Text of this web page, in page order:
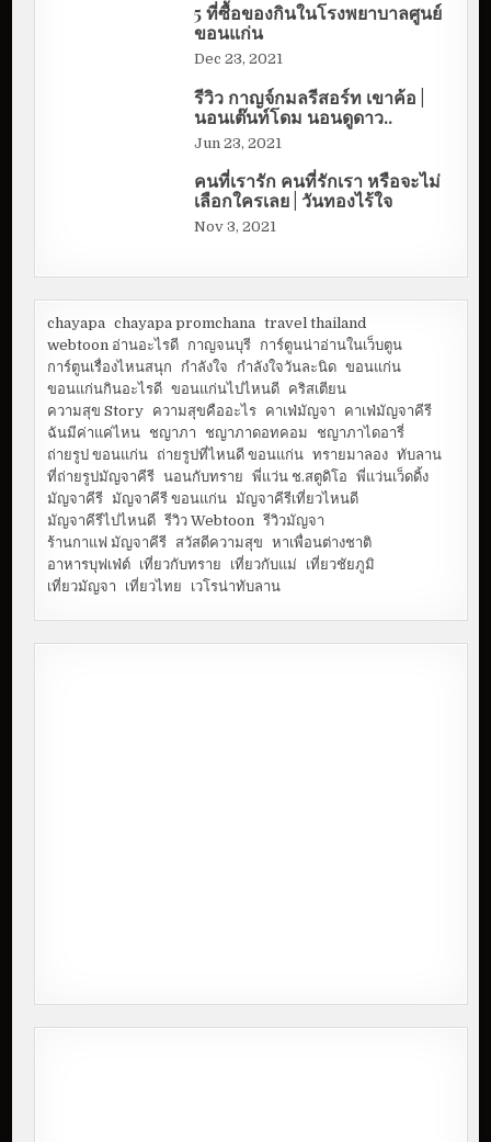
5 ที่ซื้อของกินในโรงพยาบาลศูนย์
ขอนแก่น
Dec 23, 2021
รีวิว กาญจ์กมลรีสอร์ท เขาค้อ |
นอนเต๊นท์โดม นอนดูดาว..
Jun 23, 2021
คนที่เรารัก คนที่รักเรา หรือจะไม่
เลือกใครเลย | วันทองไร้ใจ
Nov 3, 2021
chayapa chayapa promchana
travel thailand
webtoon อ่านอะไรดี กาญจนบุรี การ์ตูนน่าอ่านในเว็บตูน
การ์ตูนเรื่องไหนสนุก
กำลังใจ กำลังใจวันละนิด ขอนแก่น
ขอนแก่นกินอะไรดี ขอนแก่นไปไหนดี คริสเตียน
ความสุข Story ความสุขคืออะไร คาเฟ่มัญจา
คาเฟ่มัญจาคีรี
ฉันมีค่าแค่ไหน ชญาภา ชญาภาดอทคอม
ชญาภาไดอารี่
ถ่ายรูป ขอนแก่น ถ่ายรูปที่ไหนดี ขอนแก่น ทรายมาลอง ทับลาน
ที่ถ่ายรูปมัญจาคีรี นอนกับทราย พี่แว่น ช.สตูดิโอ
พี่แว่นเว็ดดิ้ง
มัญจาคีรี มัญจาคีรี ขอนแก่น มัญจาคีรีเที่ยวไหนดี
มัญจาคีรีไปไหนดี รีวิว Webtoon
รีวิวมัญจา
ร้านกาแฟ มัญจาคีรี สวัสดีความสุข
หาเพื่อนต่างชาติ
อาหารบุฟเฟ่ต์ เที่ยวกับทราย เที่ยวกับแม่
เที่ยวชัยภูมิ
เที่ยวมัญจา
เที่ยวไทย เวโรน่าทับลาน